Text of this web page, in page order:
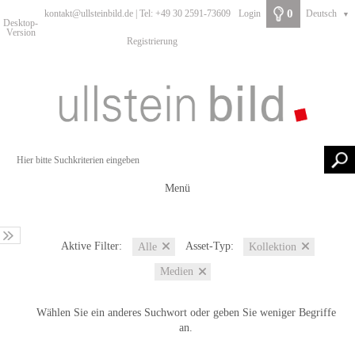
Desktop-
Version
kontakt@ullsteinbild.de | Tel: +49 30 2591-73609 Login
Registrierung
0 Deutsch ▼
Menü
Aktive Filter: Alle Asset-Typ: Kollektion
Medien
Wählen Sie ein anderes Suchwort oder geben Sie weniger Begriffe
an.